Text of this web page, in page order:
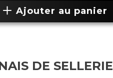
Ajouter au panier
DE SELLERIE